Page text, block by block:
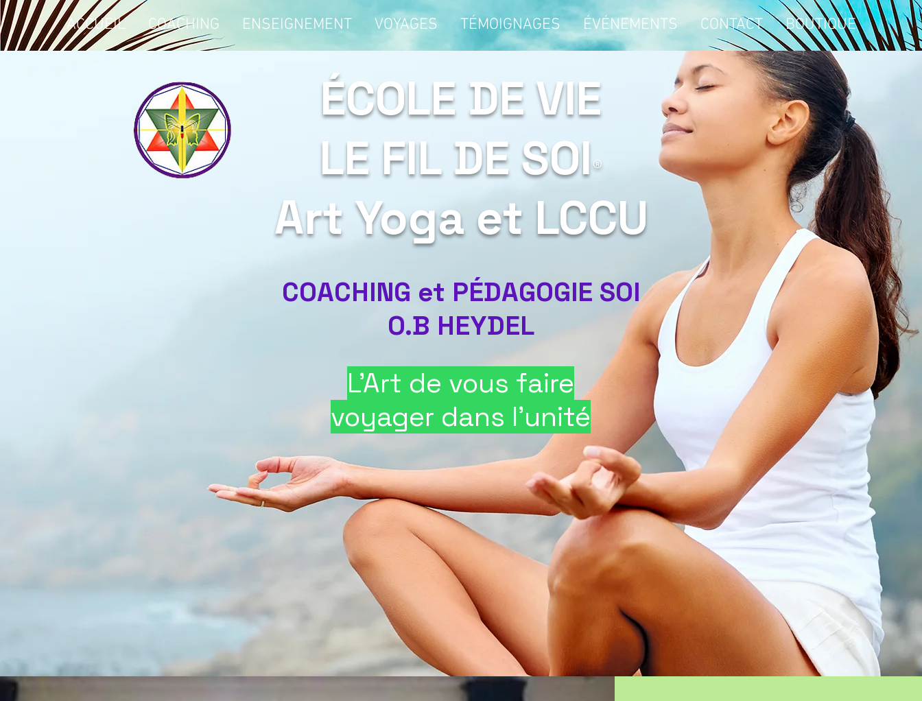
ACCUEIL COACHING ENSEIGNEMENT VOYAGES TÉMOIGNAGES ÉVÉNEMENTS CONTACT BOUTIQUE
ÉCOLE DE VIE
LE FIL DE SOI®
Art Yogaet LCCU
COACHING et PÉDAGOGIE SOI
O.B HEYDEL
L'Art de vous faire
voyager dans l'unité